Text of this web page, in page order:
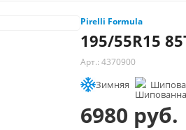
Pirelli Formula
195/55R15
Арт.: 4370900
Зимняя
6980 руб.